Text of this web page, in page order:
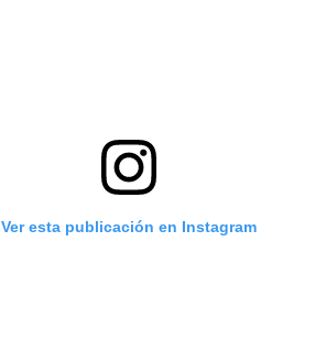
Ver esta publicación en Instagram